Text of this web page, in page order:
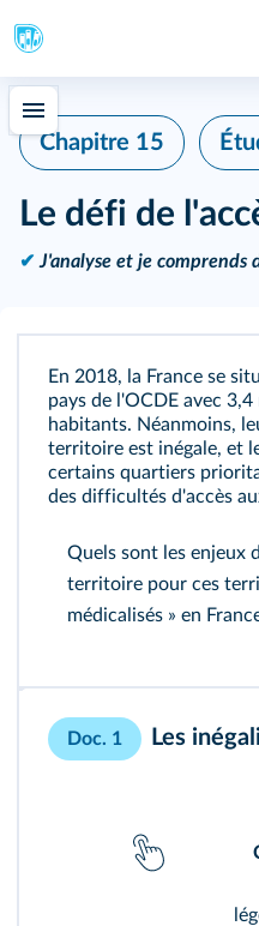
Chapitre 15
Le défi de
✔ J'analyse et je comprends
En 2018, la France se
pays de l'OCDE avec
habitants. Néanmoins,
territoire est inégale, et
certains quartiers
des difficultés d'accès
Quels sont les enjeux
territoire pour ces
médicalisés » en
Doc. 1 Les